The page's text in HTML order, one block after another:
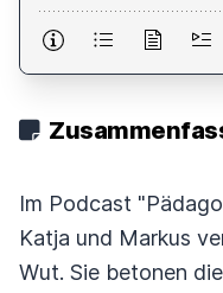
Im Podcast
Katja und Markus
Wut. Sie betonen